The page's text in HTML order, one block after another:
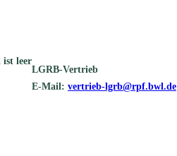
ist leer
LGRB-Vertrieb
E-Mail: vertrieb-lgrb@rpf.bwl.de